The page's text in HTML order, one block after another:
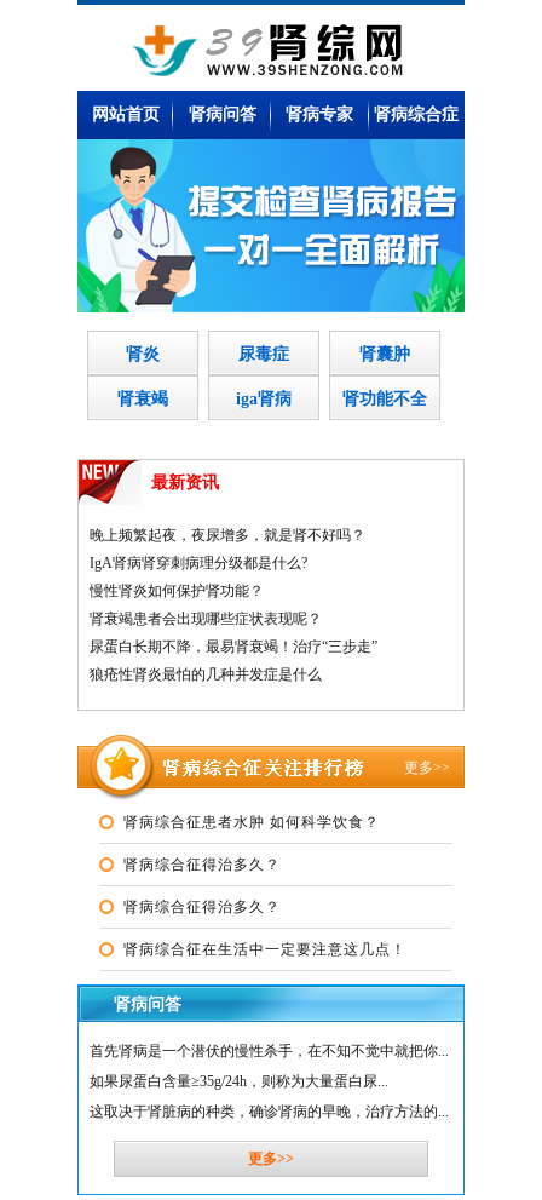
网站首页 肾病问答 肾病专家 肾病综合症
肾炎 尿毒症 肾囊肿
肾衰竭 iga肾病 肾功能不全
最新资讯
晚上频繁起夜，夜尿增多，就是肾不好吗？
IgA肾病肾穿刺病理分级都是什么?
慢性肾炎如何保护肾功能？
肾衰竭患者会出现哪些症状表现呢？
尿蛋白长期不降，最易肾衰竭！治疗“三步走”
狼疮性肾炎最怕的几种并发症是什么
更多>>
肾病综合征患者水肿 如何科学饮食？
肾病综合征得治多久？
肾病综合征得治多久？
肾病综合征在生活中一定要注意这几点！
肾病问答
首先肾病是一个潜伏的慢性杀手，在不知不觉中就把你...
如果尿蛋白含量≥35g/24h，则称为大量蛋白尿...
这取决于肾脏病的种类，确诊肾病的早晚，治疗方法的...
更多>>